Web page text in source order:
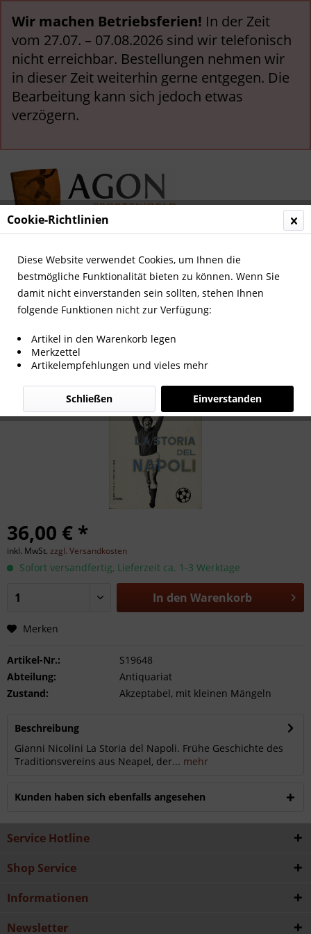
Wir machen Betriebsferien! In der Zeit
vom 27.07. – 07.08.2026 sind wir telefonisch
nicht erreichbar. Bestellungen nehmen wir
in dieser Zeit weiterhin gerne entgegen. Die
Bearbeitung kann sich jedoch etwas
verzögern.
Menü
Übersicht Italien
36,00 € *
inkl. MwSt. zzgl. Versandkosten
Sofort versandfertig, Lieferzeit ca. 1-3 Werktage
In den Warenkorb
Merken
Artikel-Nr.:
S19648
Abteilung:
Antiquariat
Zustand:
Akzeptabel, mit kleinen Mängeln
Beschreibung
Gianni Nicolini La Storia del Napoli. Frühe Geschichte des
Traditionsvereins aus Neapel, der... mehr
Kunden haben sich ebenfalls angesehen
Service Hotline
Shop Service
Informationen
Newsletter
Cookie-Richtlinien
Diese Website verwendet Cookies, um Ihnen die
bestmögliche Funktionalität bieten zu können. Wenn Sie
damit nicht einverstanden sein sollten, stehen Ihnen
folgende Funktionen nicht zur Verfügung:
Artikel in den Warenkorb legen
Merkzettel
Artikelempfehlungen und vieles mehr
Einverstanden
Schließen